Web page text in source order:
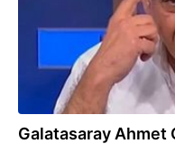
Galatasaray Ahmet